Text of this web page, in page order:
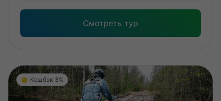
Смотреть тур
Кешбэк 3%